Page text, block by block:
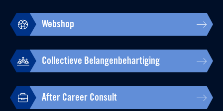
Webshop
Collectieve Belangenbehartiging
After Career Consult